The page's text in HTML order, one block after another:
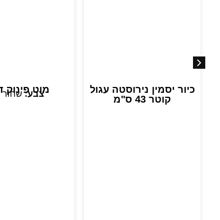
כיור יסמין נירוסטה עגול
קוטר 43 ס"מ
מוט פינוק
צבע: